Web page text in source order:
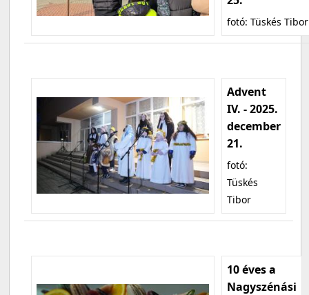
fotó: Tüskés Tibor
Advent
IV. - 2025.
december
21.
fotó:
Tüskés
Tibor
10 éves a
Nagyszénási